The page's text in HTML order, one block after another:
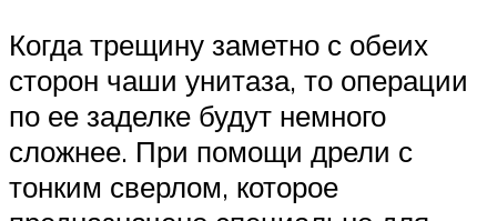
Когда трещину заметно с обеих
сторон чаши унитаза, то операции
по ее заделке будут немного
сложнее. При помощи дрели с
тонким сверлом, которое